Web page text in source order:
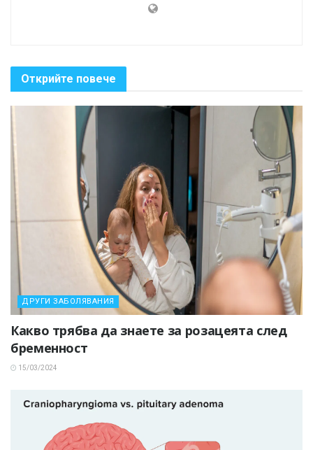
Открийте повече
ДРУГИ ЗАБОЛЯВАНИЯ
Какво трябва да знаете за розацеята след
бременност
15/03/2024